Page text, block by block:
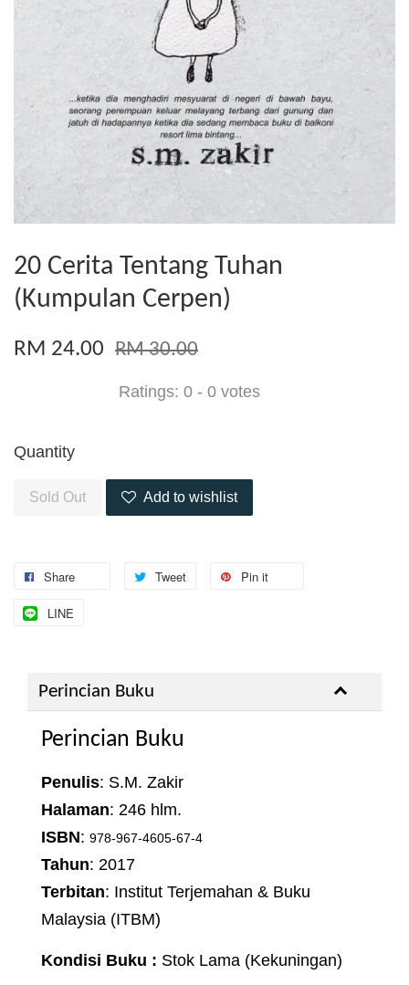
20 Cerita Tentang Tuhan
(Kumpulan Cerpen)
RM 24.00 RM 30.00
Ratings: 0 - 0 votes
Quantity
Sold Out Add to wishlist
Share Tweet Pin it
LINE
Perincian Buku
Perincian Buku
Penulis: S.M. Zakir
Halaman: 246 hlm.
ISBN: 978-967-4605-67-4
Tahun: 2017
Terbitan: Institut Terjemahan & Buku
Malaysia (ITBM)
Kondisi Buku : Stok Lama (Kekuningan)